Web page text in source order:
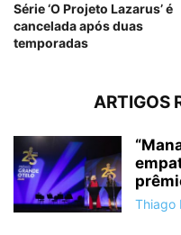
Série ‘O Projeto Lazarus’ é
cancelada após duas
temporadas
ARTIGOS
Thiago